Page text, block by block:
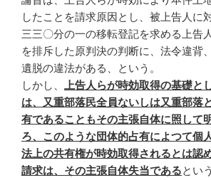
したことを請求原因とし、被上告人に
三三〇分の一の移転登記を求める上告
を排斥した原判決の判断に、法令違背
遺脱の違法がある、という。
しかし、
上告人らが時効取得の基礎と
は、又重部落民全員ないしは又重部落
有であることもその主張自体に照して
ろ、このような団体的占有によつて個
法上の共有権が時効取得されるとは認
請求は、その主張自体失当であるとい